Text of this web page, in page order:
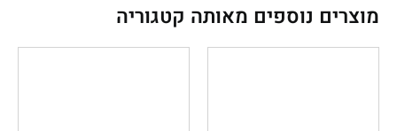
מוצרים נוספים מאותה קטגוריה